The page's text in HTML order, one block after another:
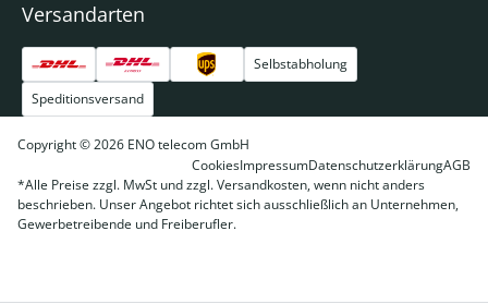
Versandarten
Selbstabholung
Speditionsversand
Copyright © 2026 ENO telecom GmbH
CookiesImpressumDatenschutzerklärungAGB
*Alle Preise zzgl. MwSt und zzgl. Versandkosten, wenn nicht anders
beschrieben. Unser Angebot richtet sich ausschließlich an Unternehmen,
Gewerbetreibende und Freiberufler.